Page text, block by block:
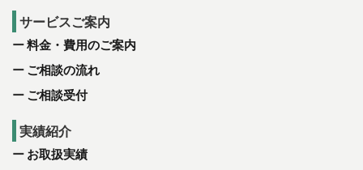
サービスご案内
料金・費用のご案内
ご相談の流れ
ご相談受付
実績紹介
お取扱実績